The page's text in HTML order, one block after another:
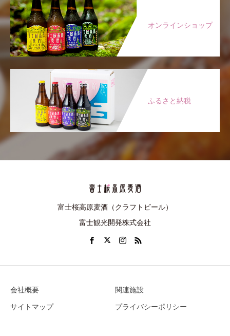
オンラインショップ
ふるさと納税
富士桜高原麦酒（クラフトビール）
富士観光開発株式会社
会社概要
関連施設
サイトマップ
プライバシーポリシー